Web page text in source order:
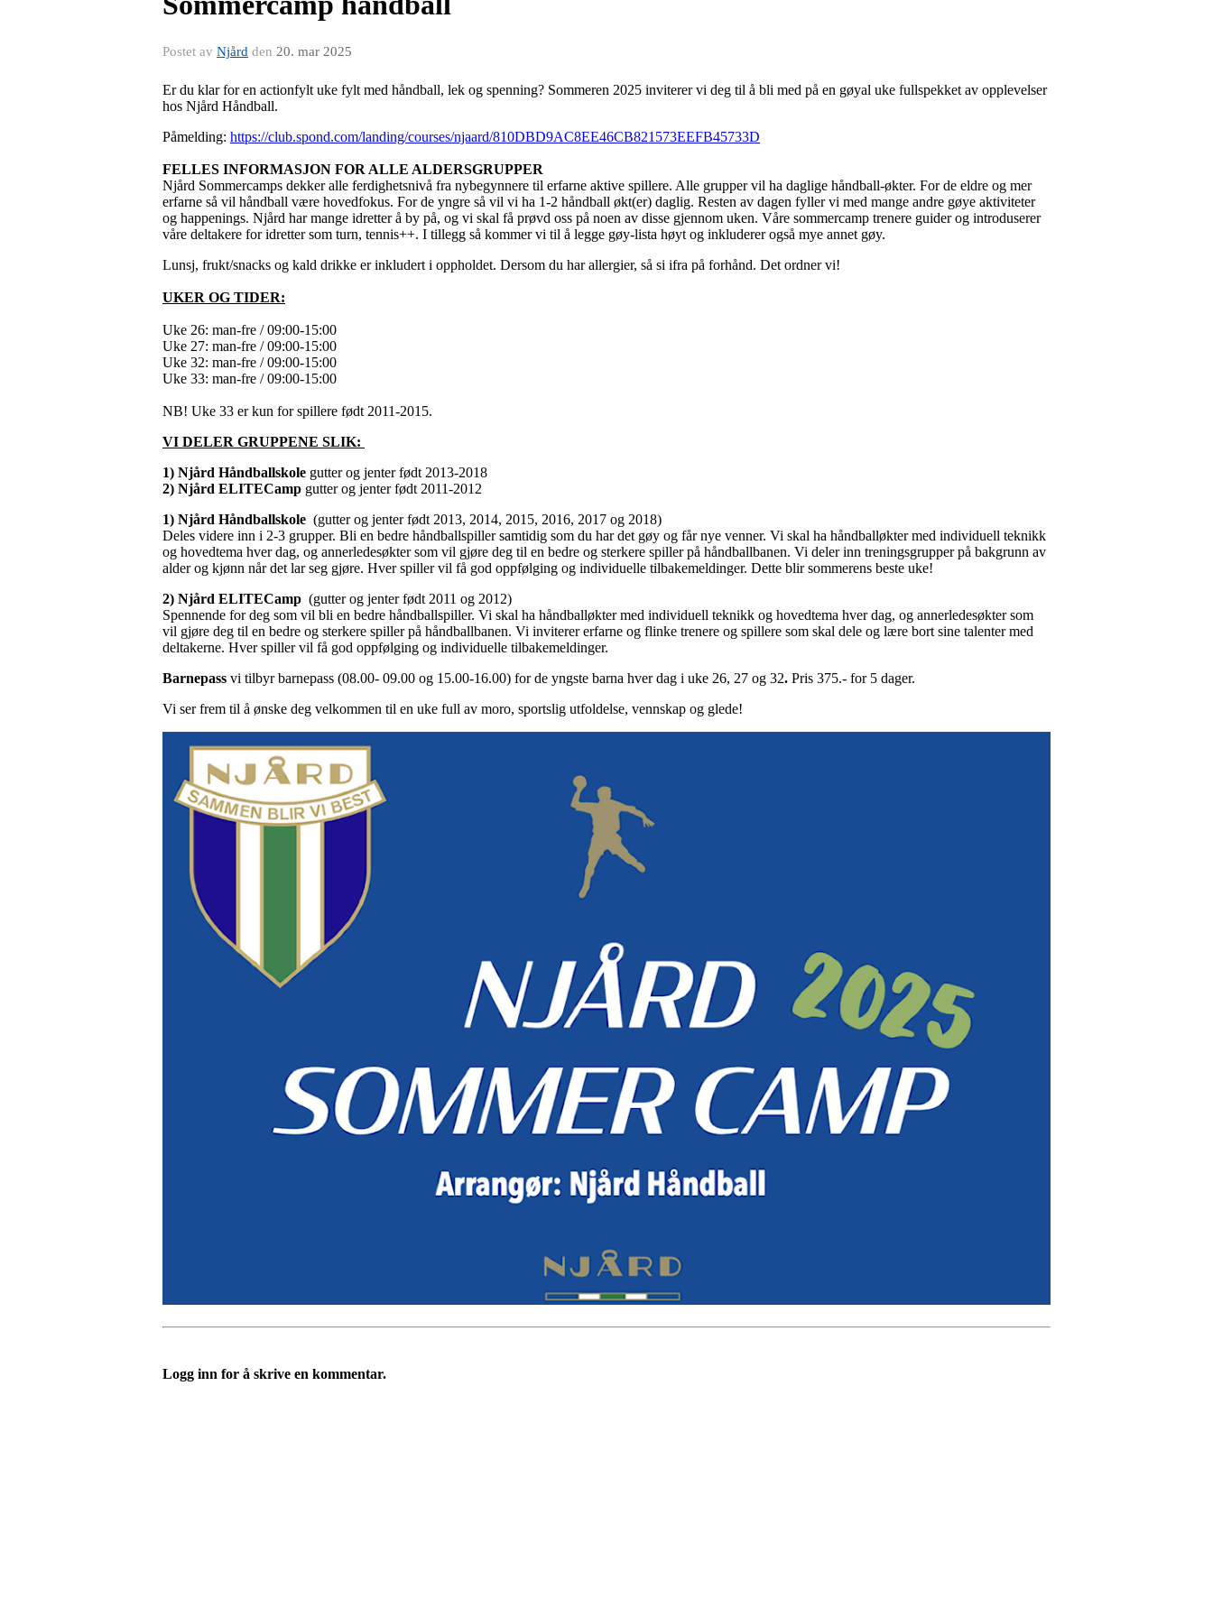
Postet av Njård den 20. mar 2025
Er du klar for en actionfylt uke fylt med håndball, lek og spenning? Sommeren 2025 inviterer vi deg til å bli med på en gøyal uke fullspekket av opplevelser
hos Njård Håndball.
Påmelding: https://club.spond.com/landing/courses/njaard/810DBD9AC8EE46CB821573EEFB45733D
FELLES INFORMASJON FOR ALLE ALDERSGRUPPER
Njård Sommercamps dekker alle ferdighetsnivå fra nybegynnere til erfarne aktive spillere. Alle grupper vil ha daglige håndball-økter. For de eldre og mer
erfarne så vil håndball være hovedfokus. For de yngre så vil vi ha 1-2 håndball økt(er) daglig. Resten av dagen fyller vi med mange andre gøye aktiviteter
og happenings. Njård har mange idretter å by på, og vi skal få prøvd oss på noen av disse gjennom uken. Våre sommercamp trenere guider og introduserer
våre deltakere for idretter som turn, tennis++. I tillegg så kommer vi til å legge gøy-lista høyt og inkluderer også mye annet gøy.
Lunsj, frukt/snacks og kald drikke er inkludert i oppholdet. Dersom du har allergier, så si ifra på forhånd. Det ordner vi!
UKER OG TIDER:
Uke 26: man-fre / 09:00-15:00
Uke 27: man-fre / 09:00-15:00
Uke 32: man-fre / 09:00-15:00
Uke 33: man-fre / 09:00-15:00
NB! Uke 33 er kun for spillere født 2011-2015.
VI DELER GRUPPENE SLIK:
1) Njård Håndballskole gutter og jenter født 2013-2018
2) Njård ELITECamp gutter og jenter født 2011-2012
1) Njård Håndballskole (gutter og jenter født 2013, 2014, 2015, 2016, 2017 og 2018)
Deles videre inn i 2-3 grupper. Bli en bedre håndballspiller samtidig som du har det gøy og får nye venner. Vi skal ha håndballøkter med individuell teknikk
og hovedtema hver dag, og annerledesøkter som vil gjøre deg til en bedre og sterkere spiller på håndballbanen. Vi deler inn treningsgrupper på bakgrunn av
alder og kjønn når det lar seg gjøre. Hver spiller vil få god oppfølging og individuelle tilbakemeldinger. Dette blir sommerens beste uke!
2) Njård ELITECamp (gutter og jenter født 2011 og 2012)
Spennende for deg som vil bli en bedre håndballspiller. Vi skal ha håndballøkter med individuell teknikk og hovedtema hver dag, og annerledesøkter som
vil gjøre deg til en bedre og sterkere spiller på håndballbanen. Vi inviterer erfarne og flinke trenere og spillere som skal dele og lære bort sine talenter med
deltakerne. Hver spiller vil få god oppfølging og individuelle tilbakemeldinger.
Barnepass vi tilbyr barnepass (08.00- 09.00 og 15.00-16.00) for de yngste barna hver dag i uke 26, 27 og 32. Pris 375.- for 5 dager.
Vi ser frem til å ønske deg velkommen til en uke full av moro, sportslig utfoldelse, vennskap og glede!
Logg inn for å skrive en kommentar.